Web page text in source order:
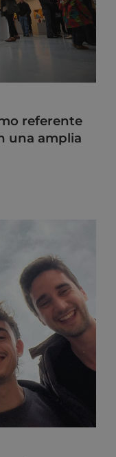
referente
una amplia